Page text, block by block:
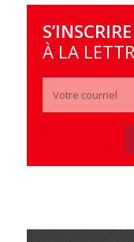
S’INSCRIRE
À LA